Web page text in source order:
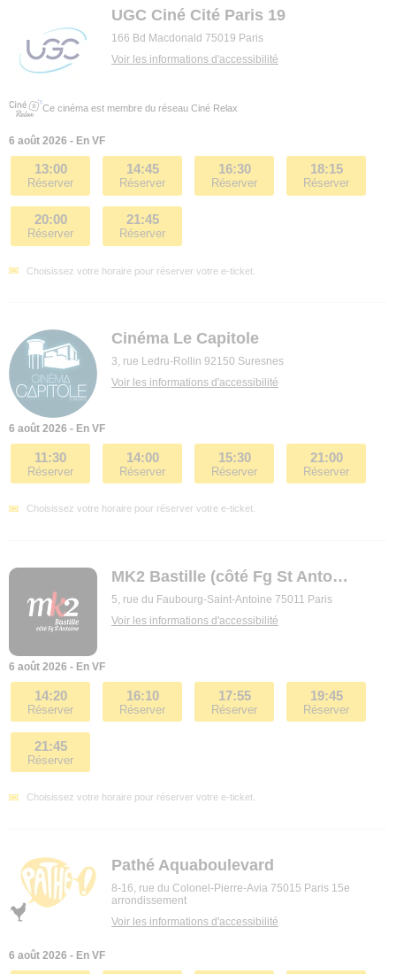
UGC Ciné Cité Paris 19
166 Bd Macdonald 75019 Paris
Voir les informations d'accessibilité
Ce cinéma est membre du réseau Ciné Relax
6 août 2026 - En VF
13:00
Réserver
14:45
Réserver
16:30
Réserver
18:15
Réserver
20:00
Réserver
21:45
Réserver
Choisissez votre horaire pour réserver votre e-ticket.
Cinéma Le Capitole
3, rue Ledru-Rollin 92150 Suresnes
Voir les informations d'accessibilité
6 août 2026 - En VF
11:30
Réserver
14:00
Réserver
15:30
Réserver
21:00
Réserver
Choisissez votre horaire pour réserver votre e-ticket.
MK2 Bastille (côté Fg St Antoine)
5, rue du Faubourg-Saint-Antoine 75011 Paris
Voir les informations d'accessibilité
6 août 2026 - En VF
14:20
Réserver
16:10
Réserver
17:55
Réserver
19:45
Réserver
21:45
Réserver
Choisissez votre horaire pour réserver votre e-ticket.
Pathé Aquaboulevard
8-16, rue du Colonel-Pierre-Avia 75015 Paris 15e
arrondissement
Voir les informations d'accessibilité
6 août 2026 - En VF